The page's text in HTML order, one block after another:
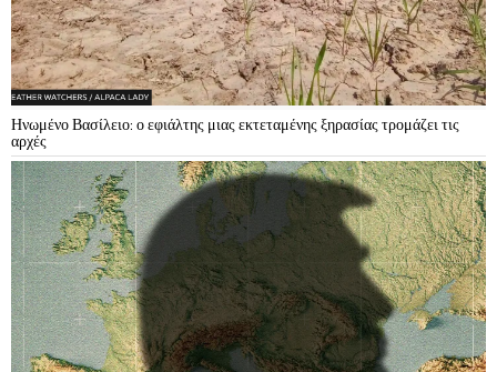
Ηνωμένο Βασίλειο: ο εφιάλτης μιας εκτεταμένης ξηρασίας τρομάζει τις
αρχές